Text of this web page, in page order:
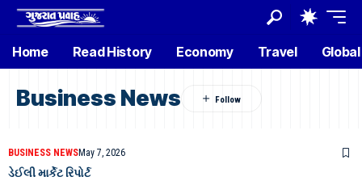
Home Read History Economy Travel
Business News
BUSINESS NEWSMay 7, 2026
ડેઈલી માર્કેટ રિપોર્ટ